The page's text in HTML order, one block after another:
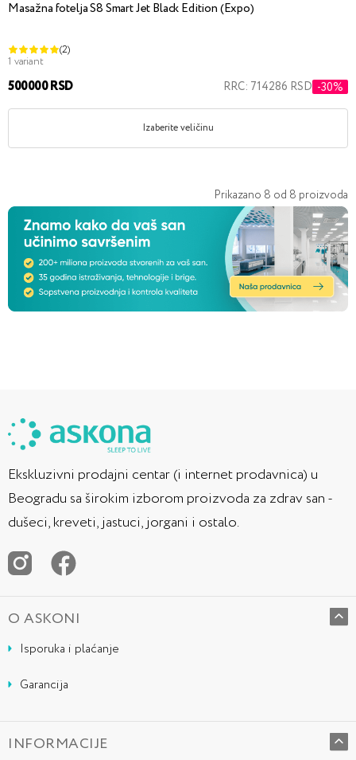
Masažna fotelja S8 Smart Jet Black Edition (Expo)
(2)
1 variant
500000 RSD RRC: 714286 RSD -30%
Izaberite veličinu
Prikazano 8 od 8 proizvoda
Ekskluzivni prodajni centar (i internet prodavnica) u
Beogradu sa širokim izborom proizvoda za zdrav san -
dušeci, kreveti, jastuci, jorgani i ostalo.
O ASKONI
Isporuka i plaćanje
Garancija
INFORMACIJE